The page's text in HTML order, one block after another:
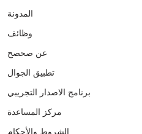
المدونة
وظائف
عن صحصح
تطبيق الجوال
برنامج الاصدار التجريبي
مركز المساعدة
الشروط والأحكام